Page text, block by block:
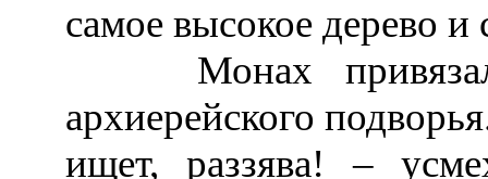
самое высокое дерево и
Монах привязал
архиерейского
ищет, раззява! –